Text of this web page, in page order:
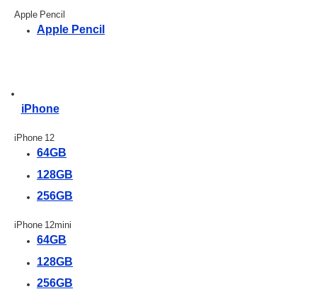
Apple Pencil
Apple Pencil
iPhone
iPhone 12
64GB
128GB
256GB
iPhone 12mini
64GB
128GB
256GB